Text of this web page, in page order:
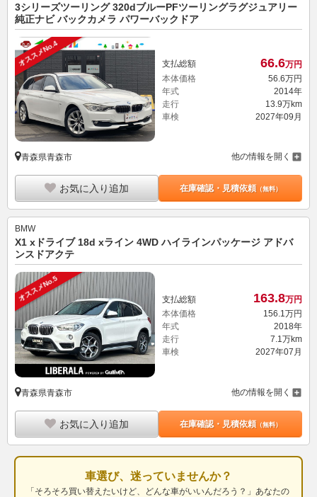
3シリーズツーリング 320dブルーPFツーリングラグジュアリー
純正ナビ バックカメラ パワーバックドア
オススメNo.4 支払総額 66.6万円
本体価格
56. 6万円
年式
2014年
走行
13.9万km
車検
2027年09月
青森県青森市 他の情報を開く
お気に入り追加 在庫確認・見積依頼（無料）
BMW
X1 xドライブ 18d xライン 4WD ハイラインパッケージ アドバ
ンスドアクテ
オススメNo.5 支払総額 163.8万円
本体価格
156.1万円
年式
2018年
走行
7.1万km
車検
2027年07月
青森県青森市 他の情報を開く
お気に入り追加 在庫確認・見積依頼（無料）
車選び、迷っていませんか？
「そろそろ買い替えたいけど、どんな車がいいんだろう？」あなたの